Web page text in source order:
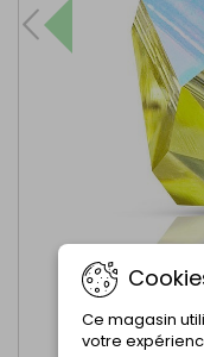
Ce magasin
votre